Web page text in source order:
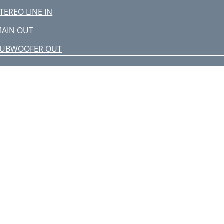
LINE IN
OUT
OUT
INSERT